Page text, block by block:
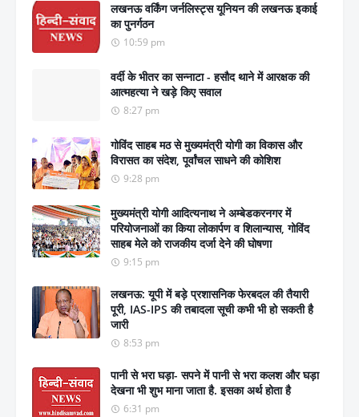
लखनऊ वर्किंग जर्नलिस्ट्स यूनियन की लखनऊ इकाई
का पुनर्गठन
10:59 pm
वर्दी के भीतर का सन्नाटा - हसौद थाने में आरक्षक की
आत्महत्या ने खड़े किए सवाल
8:27 pm
गोविंद साहब मठ से मुख्यमंत्री योगी का विकास और
विरासत का संदेश, पूर्वांचल साधने की कोशिश
9:28 pm
मुख्यमंत्री योगी आदित्यनाथ ने अम्बेडकरनगर में
परियोजनाओं का किया लोकार्पण व शिलान्यास, गोविंद
साहब मेले को राजकीय दर्जा देने की घोषणा
9:15 pm
लखनऊ: यूपी में बड़े प्रशासनिक फेरबदल की तैयारी
पूरी, IAS-IPS की तबादला सूची कभी भी हो सकती है
जारी
8:53 pm
पानी से भरा घड़ा- सपने में पानी से भरा कलश और घड़ा
देखना भी शुभ माना जाता है. इसका अर्थ होता है
6:31 pm